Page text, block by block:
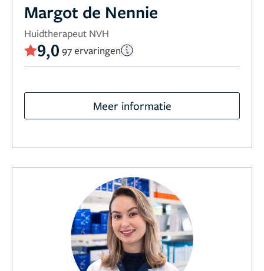
Margot de Nennie
Huidtherapeut NVH
9,0 97 ervaringen
Meer informatie